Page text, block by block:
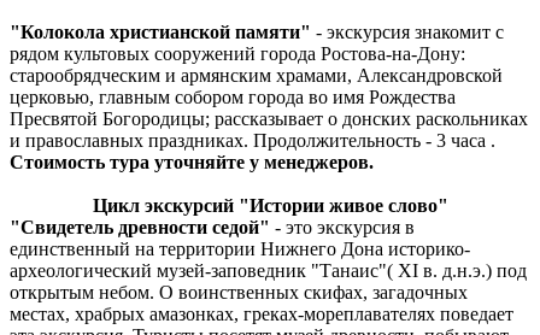
"Колокола христианской памяти" - экскурсия знакомит с
рядом культовых сооружений города Ростова-на-Дону:
старообрядческим и армянским храмами, Александровской
церковью, главным собором города во имя Рождества
Пресвятой Богородицы; рассказывает о донских раскольниках
и православных праздниках. Продолжительность - 3 часа .
Стоимость тура уточняйте у менеджеров.
Цикл экскурсий "Истории живое слово"
"Свидетель древности седой" - это экскурсия в
единственный на территории Нижнего Дона историко-
археологический музей-заповедник "Танаис"( XI в. д.н.э.) под
открытым небом. О воинственных скифах, загадочных
местах, храбрых амазонках, греках-мореплавателях поведает